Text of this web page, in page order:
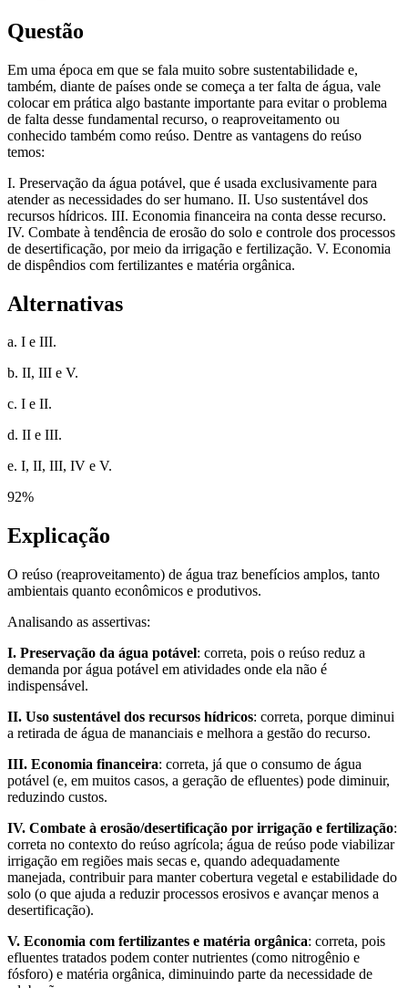
Questão
Em uma época em que se fala muito sobre sustentabilidade e,
também, diante de países onde se começa a ter falta de água, vale
colocar em prática algo bastante importante para evitar o problema
de falta desse fundamental recurso, o reaproveitamento ou
conhecido também como reúso. Dentre as vantagens do reúso
temos:
I. Preservação da água potável, que é usada exclusivamente para
atender as necessidades do ser humano. II. Uso sustentável dos
recursos hídricos. III. Economia financeira na conta desse recurso.
IV. Combate à tendência de erosão do solo e controle dos processos
de desertificação, por meio da irrigação e fertilização. V. Economia
de dispêndios com fertilizantes e matéria orgânica.
Alternativas
a. I e III.
b. II, III e V.
c. I e II.
d. II e III.
e. I, II, III, IV e V.
92%
Explicação
O reúso (reaproveitamento) de água traz benefícios amplos, tanto
ambientais quanto econômicos e produtivos.
Analisando as assertivas:
I. Preservação da água potável: correta, pois o reúso reduz a
demanda por água potável em atividades onde ela não é
indispensável.
II. Uso sustentável dos recursos hídricos: correta, porque diminui
a retirada de água de mananciais e melhora a gestão do recurso.
III. Economia financeira: correta, já que o consumo de água
potável (e, em muitos casos, a geração de efluentes) pode diminuir,
reduzindo custos.
IV. Combate à erosão/desertificação por irrigação e fertilização:
correta no contexto do reúso agrícola; água de reúso pode viabilizar
irrigação em regiões mais secas e, quando adequadamente
manejada, contribuir para manter cobertura vegetal e estabilidade do
solo (o que ajuda a reduzir processos erosivos e avançar menos a
desertificação).
V. Economia com fertilizantes e matéria orgânica: correta, pois
efluentes tratados podem conter nutrientes (como nitrogênio e
fósforo) e matéria orgânica, diminuindo parte da necessidade de